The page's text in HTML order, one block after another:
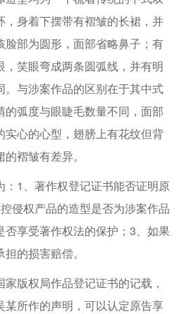
，身着下摆带有褶皱的长裙，并
脸部为圆形，面部省略鼻子；有
笑眼弯成两条圆弧线，并有明
。与涉案作品的区别在于其中式
弧度与眼睫毛数量不同，面部
实心的心型，翅膀上有花纹但背
褶皱有差异。
1、著作权登记证书能否证明原
侵权产品的造型是否为涉案作品
否享受著作权法的保护；3、如果
的损害赔偿。
版权局作品登记证书的记载，
某所作的声明，可以认定原告享